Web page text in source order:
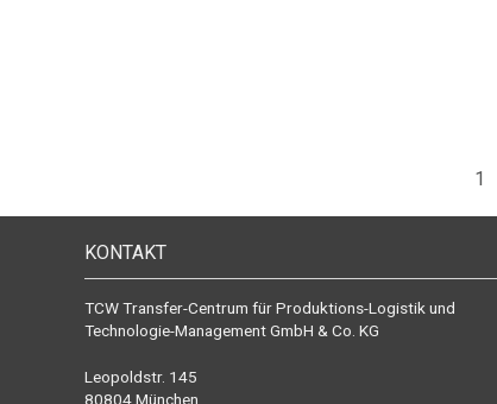
1
KONTAKT
TCW Transfer-Centrum für Produktions-Logistik und
Technologie-Management GmbH & Co. KG
Leopoldstr. 145
80804 München